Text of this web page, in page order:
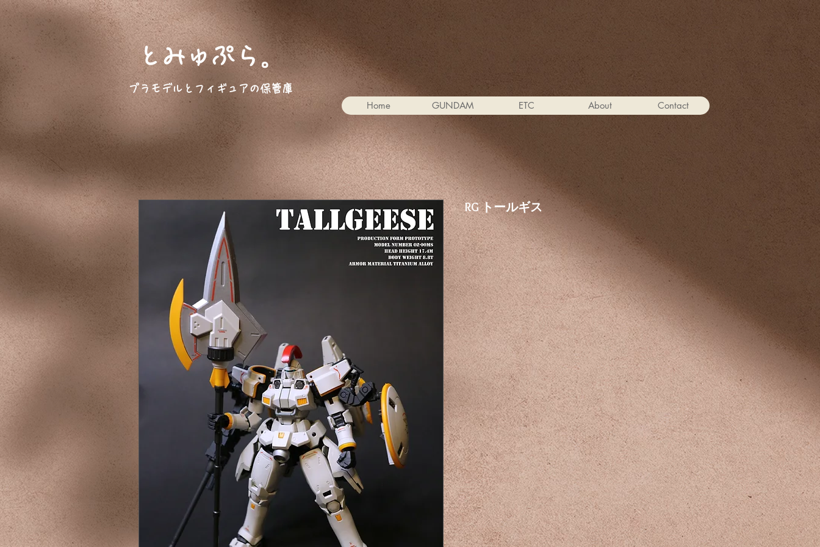
とみゅぷら 。
プラモデルとフィギュアの保管庫
Home GUNDAM ETC About Contact
RG トールギス